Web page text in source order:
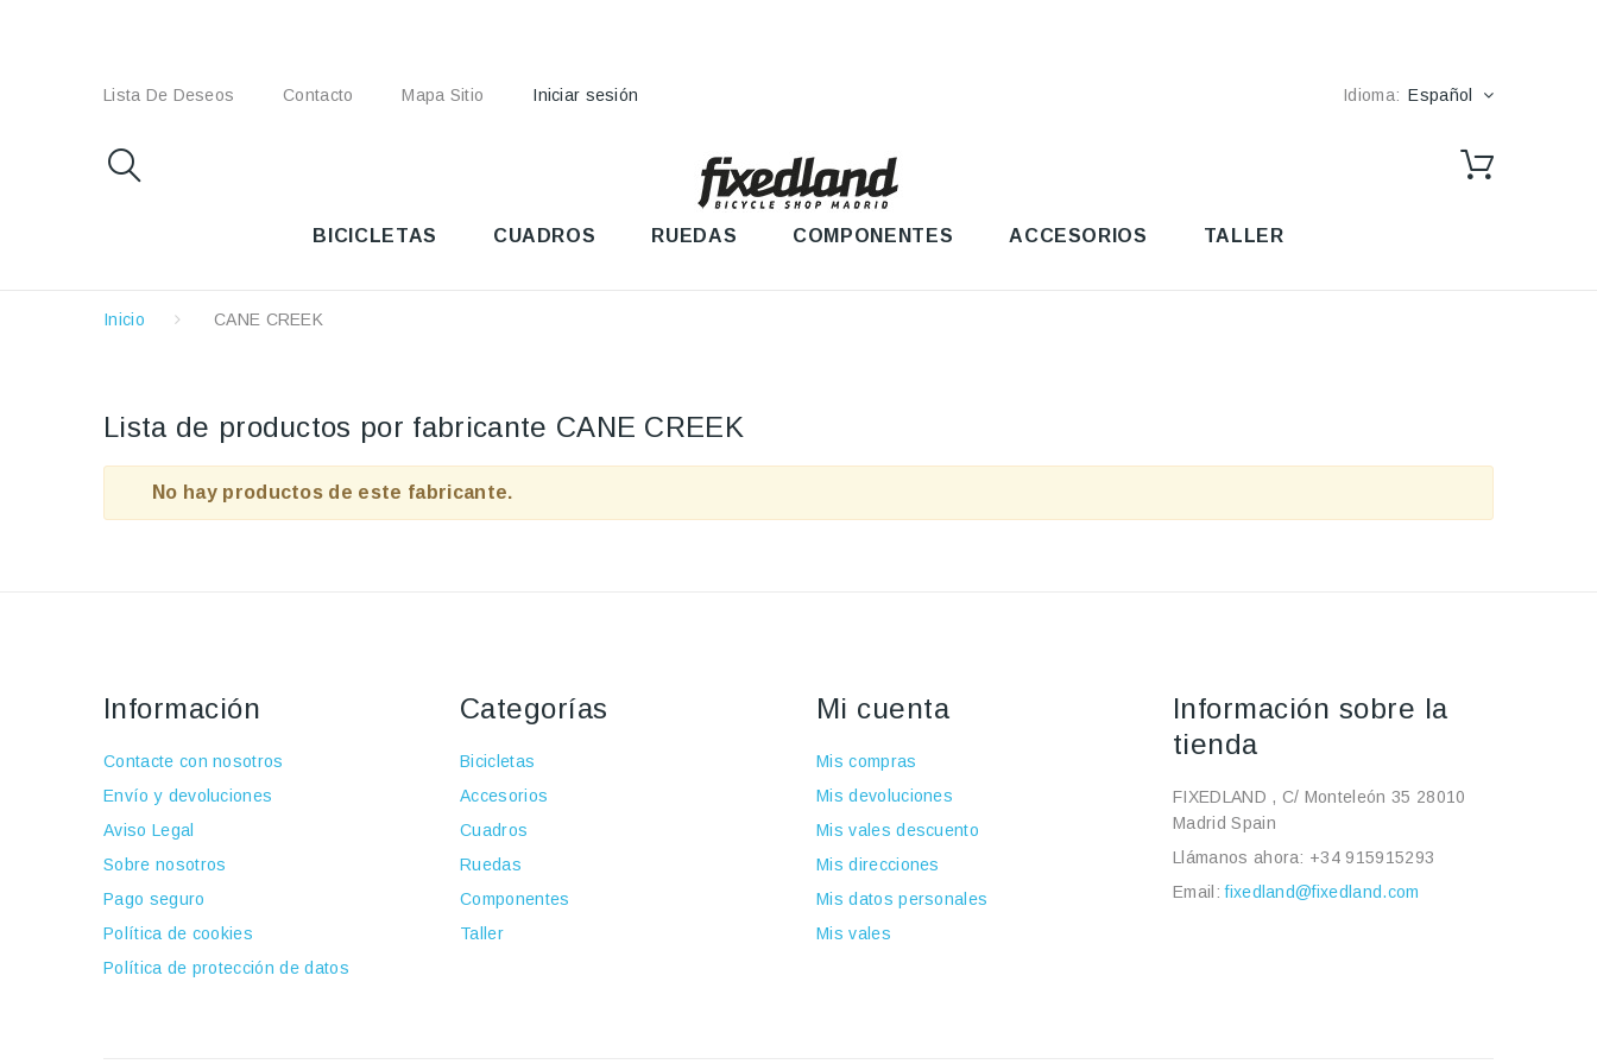
Lista De Deseos Contacto Mapa Sitio Iniciar sesión Idioma: Español
BICICLETAS CUADROS RUEDAS COMPONENTES ACCESORIOS TALLER
Inicio CANE CREEK
Lista de productos por fabricante CANE CREEK
No hay productos de este fabricante.
Información
Contacte con nosotros
Envío y devoluciones
Aviso Legal
Sobre nosotros
Pago seguro
Política de cookies
Política de protección de datos
Categorías
Bicicletas
Accesorios
Cuadros
Ruedas
Componentes
Taller
Mi cuenta
Mis compras
Mis devoluciones
Mis vales descuento
Mis direcciones
Mis datos personales
Mis vales
Información sobre la
tienda
FIXEDLAND , C/ Monteleón 35 28010
Madrid Spain
Llámanos ahora: +34 915915293
Email:fixedland@fixedland.com